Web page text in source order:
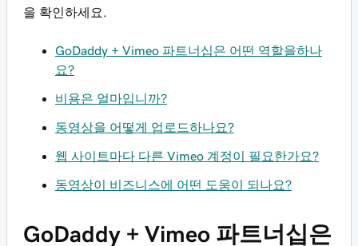
을 확인하세요.
GoDaddy + Vimeo 파트너십은 어떤 역할을하나
요?
비용은 얼마입니까?
동영상을 어떻게 업로드하나요?
웹 사이트마다 다른 Vimeo 계정이 필요한가요?
동영상이 비즈니스에 어떤 도움이 되나요?
GoDaddy + Vimeo 파트너십은